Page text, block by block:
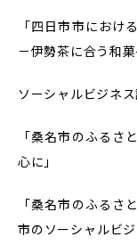
「四日市市におけ
－伊勢茶に合う和
ソーシャルビジネ
「桑名市のふるさ
心に」
「桑名市のふるさ
市のソーシャルビ